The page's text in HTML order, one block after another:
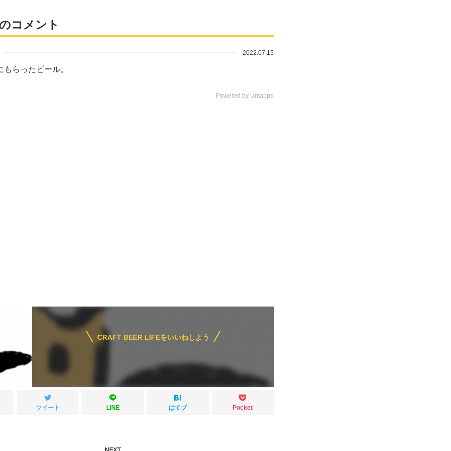
コメント
2022.07.15
らったビール。
Powered by Untappd
CRAFT BEER LIFEをいいねしよう
ツイート LINE はてブ Pocket